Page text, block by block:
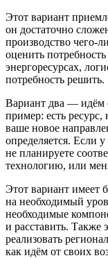
Этот вариант
он достаточно
производство чего-
оценить
энергоресурсах,
потребность решить.
Вариант два — идём
пример: есть
ваше новое
определяется. Если
не планируете
технологию, или
Этот вариант имеет
на необходимый
необходимые
и расставить. Также
реализовать
как идём от своих